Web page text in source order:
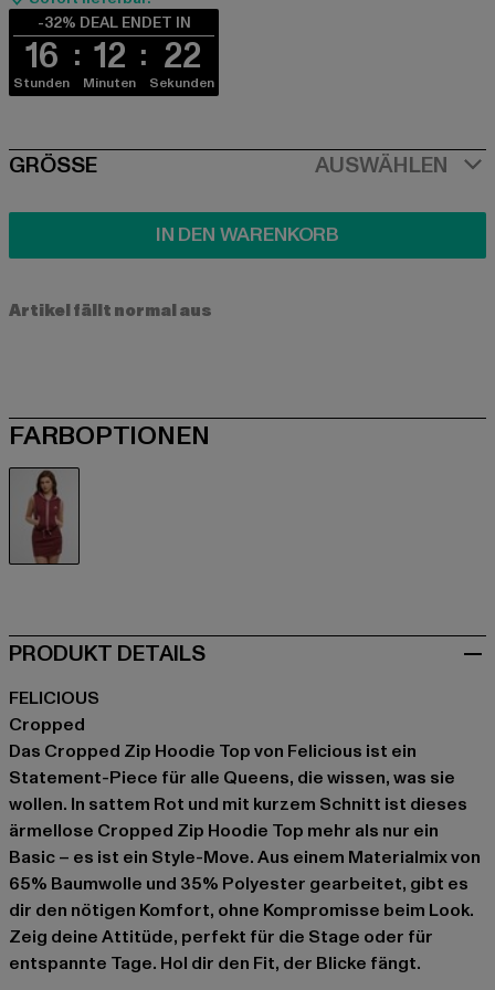
-32% DEAL ENDET IN
16
Stunden
12
Minuten
22
Sekunden
SIZE
GRÖSSE AUSWÄHLEN
IN DEN WARENKORB
Artikel fällt normal aus
FARBOPTIONEN
PRODUKT DETAILS
FELICIOUS
Cropped
Das Cropped Zip Hoodie Top von Felicious ist ein
Statement-Piece für alle Queens, die wissen, was sie
wollen. In sattem Rot und mit kurzem Schnitt ist dieses
ärmellose Cropped Zip Hoodie Top mehr als nur ein
Basic – es ist ein Style-Move. Aus einem Materialmix von
65% Baumwolle und 35% Polyester gearbeitet, gibt es
dir den nötigen Komfort, ohne Kompromisse beim Look.
Zeig deine Attitüde, perfekt für die Stage oder für
entspannte Tage. Hol dir den Fit, der Blicke fängt.